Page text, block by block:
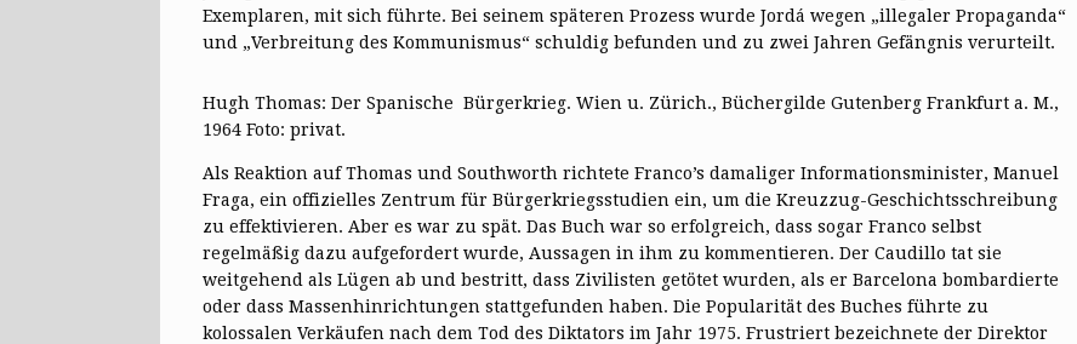
Exemplaren, mit sich führte. Bei seinem späteren Prozess wurde Jordá wegen „illegaler Propaganda“
und „Verbreitung des Kommunismus“ schuldig befunden und zu zwei Jahren Gefängnis verurteilt.
Hugh Thomas: Der Spanische Bürgerkrieg. Wien u. Zürich., Büchergilde Gutenberg Frankfurt a. M.,
1964 Foto: privat.
Als Reaktion auf Thomas und Southworth richtete Franco’s damaliger Informationsminister, Manuel
Fraga, ein offizielles Zentrum für Bürgerkriegsstudien ein, um die Kreuzzug-Geschichtsschreibung
zu effektivieren. Aber es war zu spät. Das Buch war so erfolgreich, dass sogar Franco selbst
regelmäßig dazu aufgefordert wurde, Aussagen in ihm zu kommentieren. Der Caudillo tat sie
weitgehend als Lügen ab und bestritt, dass Zivilisten getötet wurden, als er Barcelona bombardierte
oder dass Massenhinrichtungen stattgefunden haben. Die Popularität des Buches führte zu
kolossalen Verkäufen nach dem Tod des Diktators im Jahr 1975. Frustriert bezeichnete der Direktor